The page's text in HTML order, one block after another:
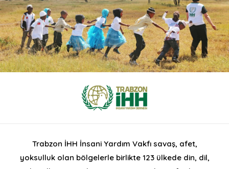
Trabzon İHH İnsani Yardım Vakfı savaş, afet,
yoksulluk olan bölgelerle birlikte 123 ülkede din, dil,